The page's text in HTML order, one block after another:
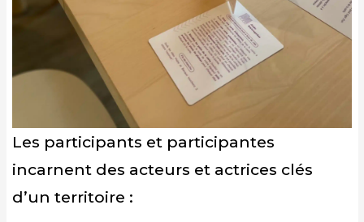
Les participants et participantes
incarnent des acteurs et actrices clés
d’un territoire :